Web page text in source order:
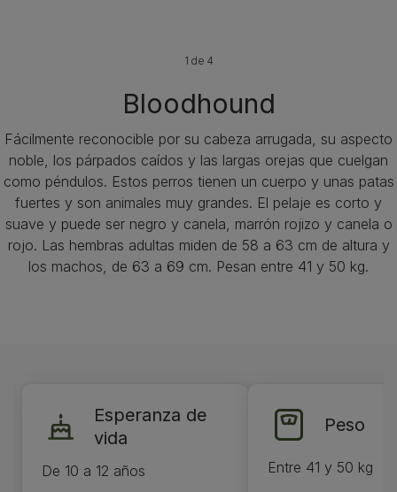
Bloodhound
Fácilmente reconocible por su cabeza arrugada, su aspecto
noble, los párpados caídos y las largas orejas que cuelgan
como péndulos. Estos perros tienen un cuerpo y unas patas
fuertes y son animales muy grandes. El pelaje es corto y
suave y puede ser negro y canela, marrón rojizo y canela o
rojo. Las hembras adultas miden de 58 a 63 cm de altura y
los machos, de 63 a 69 cm. Pesan entre 41 y 50 kg.
1 de 4
Esperanza de
vida
De 10 a 12 años
Peso
Entre 41 y 50 kg